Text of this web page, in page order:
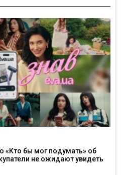
«Кто бы мог подумать» об
не ожидают увидеть